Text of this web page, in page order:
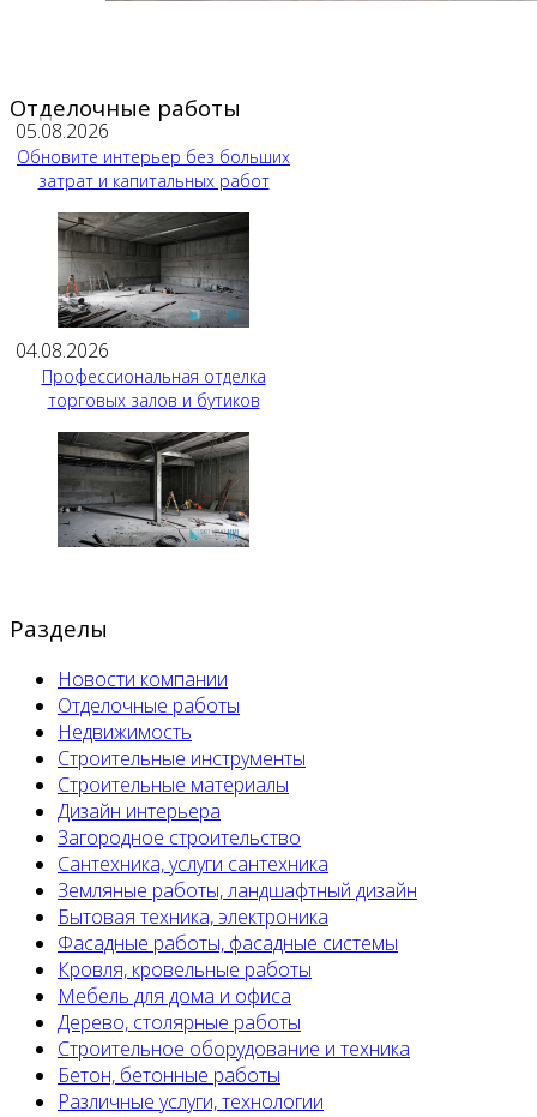
Отделочные работы
05.08.2026
Обновите интерьер без больших
затрат и капитальных работ
04.08.2026
Профессиональная отделка
торговых залов и бутиков
Разделы
Новости компании
Отделочные работы
Недвижимость
Строительные инструменты
Строительные материалы
Дизайн интерьера
Загородное строительство
Сантехника, услуги сантехника
Земляные работы, ландшафтный дизайн
Бытовая техника, электроника
Фасадные работы, фасадные системы
Кровля, кровельные работы
Мебель для дома и офиса
Дерево, столярные работы
Строительное оборудование и техника
Бетон, бетонные работы
Различные услуги, технологии